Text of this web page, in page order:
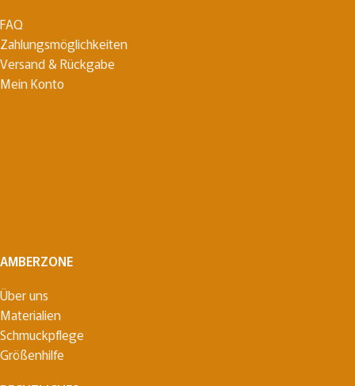
FAQ
Zahlungsmöglichkeiten
Versand & Rückgabe
Mein Konto
AMBERZONE
Über uns
Materialien
Schmuckpflege
Größenhilfe